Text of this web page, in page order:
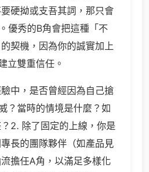
硬拗或支吾其詞，那只會
優秀的B角會把這種「不
契機，因為你的誠實加上
立雙重信任。
中，是否曾經因為自己搶
？當時的情境是什麼？如
2. 除了固定的上線，你是
長的團隊夥伴（如產品見
擔任A角，以滿足多樣化